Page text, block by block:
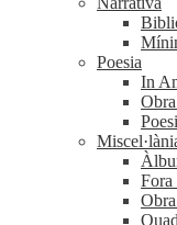
Poesia
In
Fora